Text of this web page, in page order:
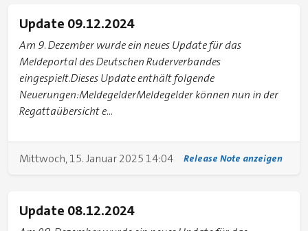
Update 09.12.2024
Am 9. Dezember wurde ein neues Update für das
Meldeportal des Deutschen Ruderverbandes
eingespielt.Dieses Update enthält folgende
Neuerungen:MeldegelderMeldegelder können nun in der
Regattaübersicht e...
Mittwoch, 15. Januar 2025 14:04 Release Note anzeigen
Update 08.12.2024